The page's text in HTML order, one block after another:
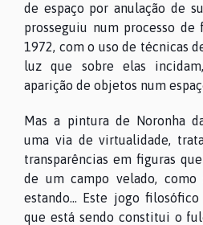
de espaço por anulação de
prosseguiu num processo de
1972, com o uso de técnicas
luz que sobre elas
aparição de objetos num
Mas a pintura de Noronha
uma via de virtualidade,
transparências em figuras
de um campo velado, como
estando... Este jogo
que está sendo constitui o